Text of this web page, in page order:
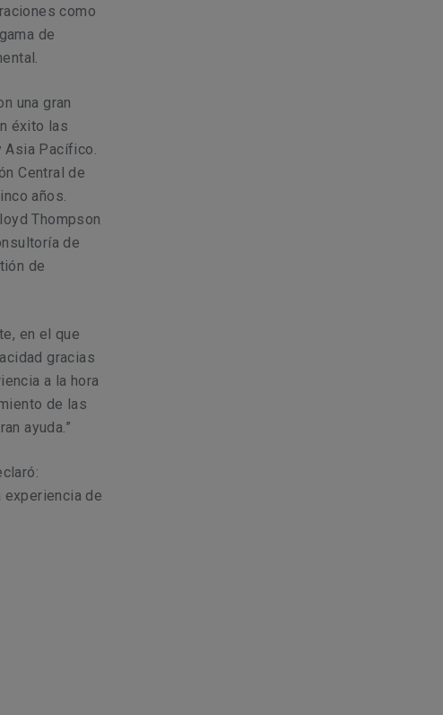
como
de
una gran
éxito las
Asia Pacífico.
Central de
años.
Thompson
de
de
en el que
gracias
a la hora
de las
ayuda.”
experiencia de